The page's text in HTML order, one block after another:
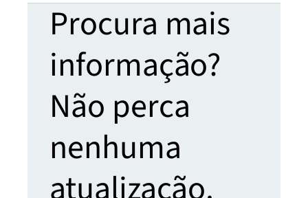
Procura mais
informação?
Não perca
nenhuma